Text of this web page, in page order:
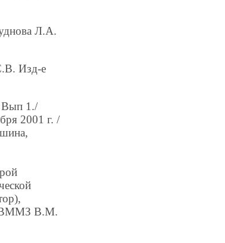
Л.А.
Изд-е
Вып 1./
2001 г. /
ВММЗ В.М.